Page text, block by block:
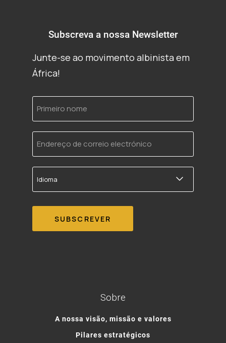
Subscreva a nossa Newsletter
Junte-se ao movimento albinista em
África!
Primeiro
nome
Endereço
de
correio
electrónico
Idioma
Sobre
A nossa visão, missão e valores
Pilares estratégicos